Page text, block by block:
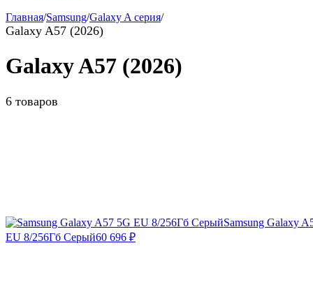
Главная/Samsung/Galaxy A серия/
Galaxy A57 (2026)
Galaxy A57 (2026)
6 товаров
Samsung Galaxy
EU 8/256Гб Серый60 696 ₽